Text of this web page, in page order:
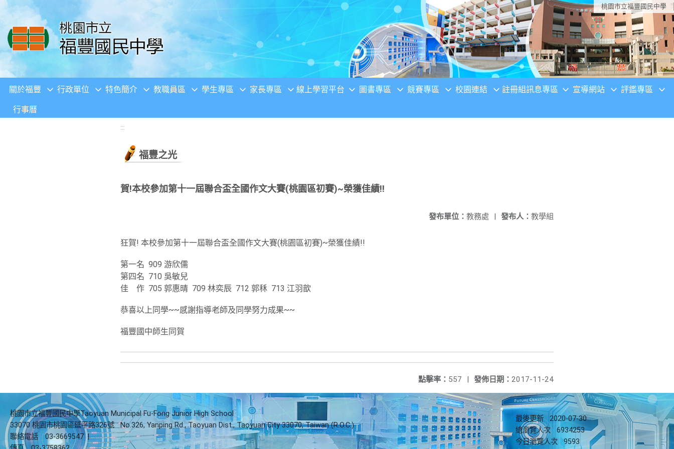
移至網頁之主要內容區位置 桃園市立福豐國民中學
關於福豐 行政單位 特色簡介 教職員區 學生專區 家長專區 線上學習平台 圖書專區 競賽專區 校園連結 註冊組訊息專區 宣導網站 評鑑專區
行事曆
:::
福豐之光
賀!本校參加第十一屆聯合盃全國作文大賽(桃園區初賽)~榮獲佳績!!
發布人： 教學組
發布單位： 教務處 |
狂賀! 本校參加第十一屆聯合盃全國作文大賽(桃園區初賽)~榮獲佳績!!
第一名 909 游欣儒
第四名 710 吳敏兒
佳 作 705 郭惠晴 709 林奕辰 712 郭秝 713 江羽歆
恭喜以上同學~~感謝指導老師及同學努力成果~~
福豐國中師生同賀
發佈日期： 2017-11-24
點擊率： 557 |
桃園市立福豐國民中學Taoyuan Municipal Fu-Fong Junior High School
33070 桃園市桃園區延平路326號
No.326, Yanping Rd., Taoyuan Dist., Taoyuan City 33070, Taiwan (R.O.C.)
聯絡電話
03-3669547 |
最後更新
2020-07-30
總瀏覽人次
6934253
今日瀏覽人次
9593